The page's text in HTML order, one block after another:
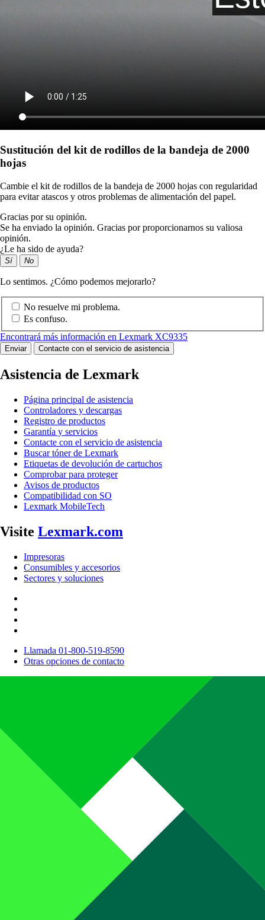
Sustitución del kit de rodillos de la bandeja de 2000
hojas
Cambie el kit de rodillos de la bandeja de 2000 hojas con regularidad
para evitar atascos y otros problemas de alimentación del papel.
Gracias por su opinión.
Se ha enviado la opinión. Gracias por proporcionarnos su valiosa
opinión.
¿Le ha sido de ayuda?
Sí No
Lo sentimos. ¿Cómo podemos mejorarlo?
No resuelve mi problema.
Es confuso.
Encontrará más información en Lexmark XC9335
Enviar Contacte con el servicio de asistencia
Asistencia de Lexmark
Página principal de asistencia
Controladores y descargas
Registro de productos
Garantía y servicios
Contacte con el servicio de asistencia
Buscar tóner de Lexmark
Etiquetas de devolución de cartuchos
Comprobar para proteger
Avisos de productos
Compatibilidad con SO
Lexmark MobileTech
Visite Lexmark.com
Impresoras
Consumibles y accesorios
Sectores y soluciones
Llamada 01-800-519-8590
Otras opciones de contacto